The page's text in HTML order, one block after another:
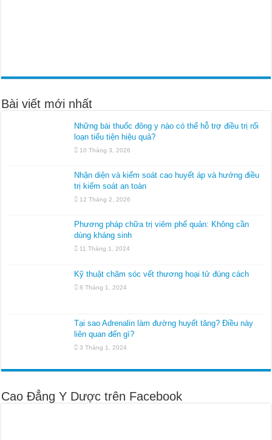
Bài viết mới nhất
Những bài thuốc đông y nào có thể hỗ trợ điều trị rối
loạn tiểu tiện hiệu quả?
10 Tháng 3, 2026
Nhận diện và kiểm soát cao huyết áp và hướng điều
trị kiểm soát an toàn
12 Tháng 2, 2026
Phương pháp chữa trị viêm phế quản: Không cần
dùng kháng sinh
11 Tháng 1, 2024
Kỹ thuật chăm sóc vết thương hoại tử đúng cách
8 Tháng 1, 2024
Tại sao Adrenalin làm đường huyết tăng? Điều này
liên quan đến gì?
3 Tháng 1, 2024
Cao Đẳng Y Dược trên Facebook